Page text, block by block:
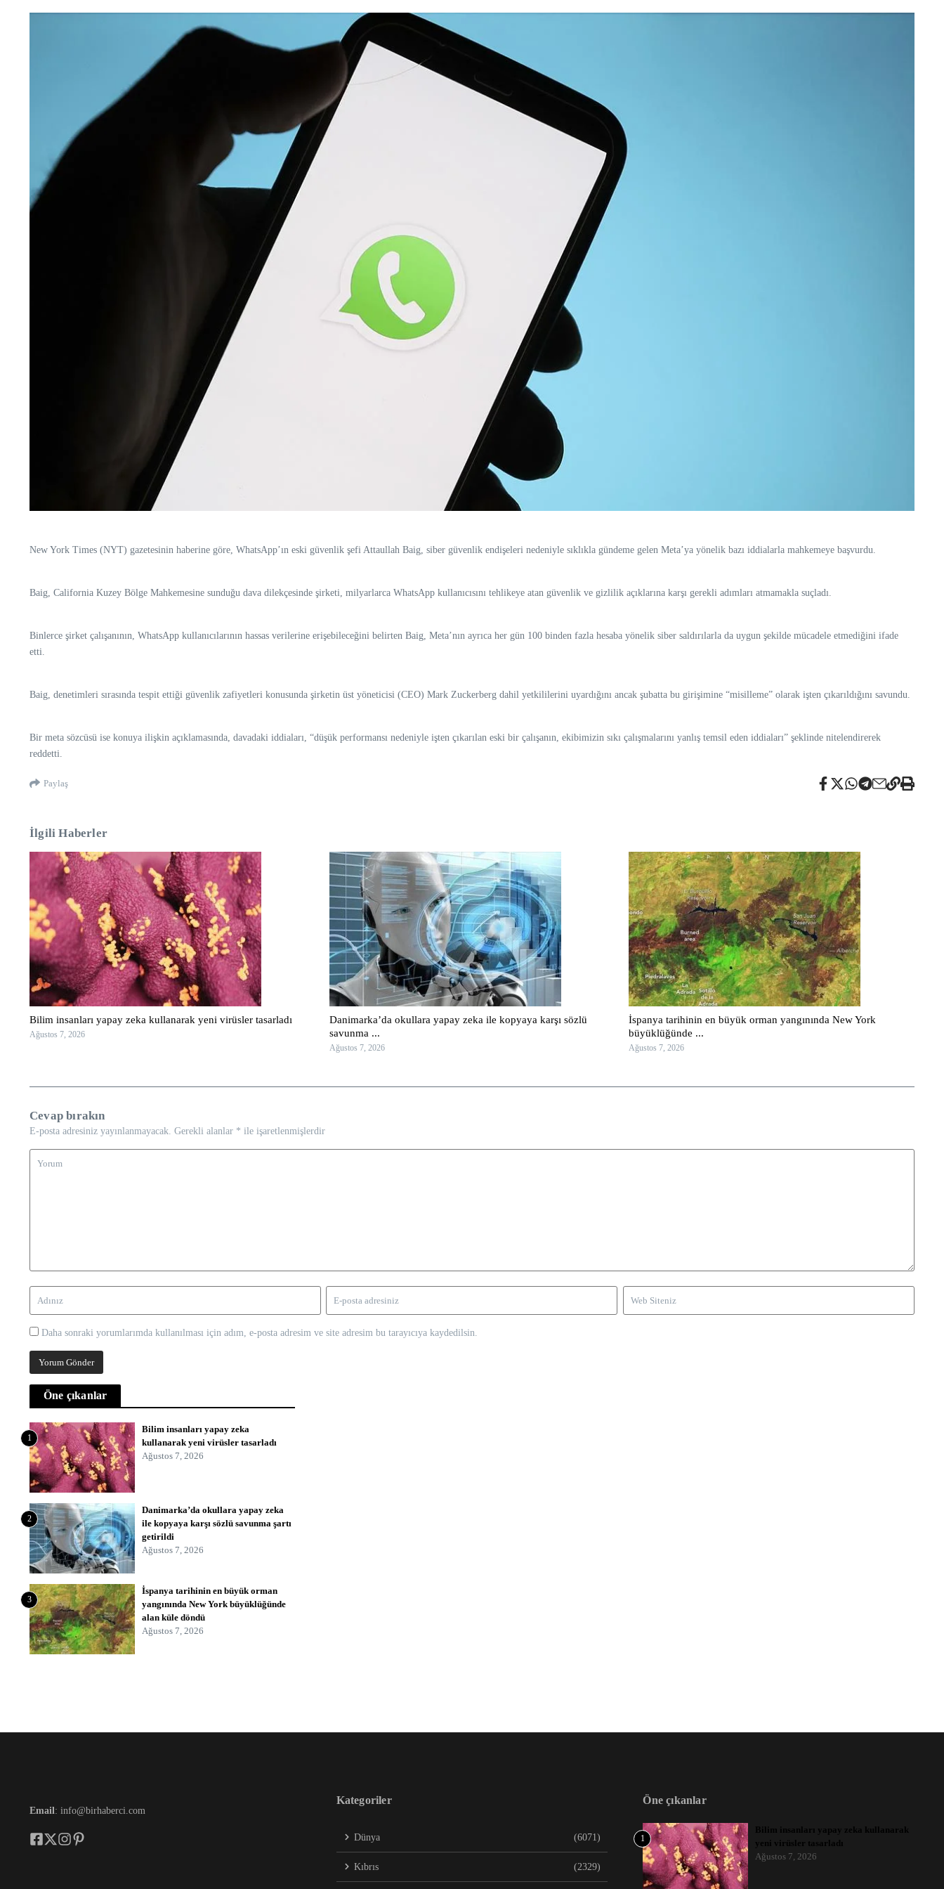
New York Times (NYT) gazetesinin haberine göre, WhatsApp’ın eski güvenlik şefi Attaullah Baig, siber güvenlik endişeleri nedeniyle sıklıkla gündeme gelen Meta’ya yönelik bazı iddialarla mahkemeye başvurdu.
Baig, California Kuzey Bölge Mahkemesine sunduğu dava dilekçesinde şirketi, milyarlarca WhatsApp kullanıcısını tehlikeye atan güvenlik ve gizlilik açıklarına karşı gerekli adımları atmamakla suçladı.
Binlerce şirket çalışanının, WhatsApp kullanıcılarının hassas verilerine erişebileceğini belirten Baig, Meta’nın ayrıca her gün 100 binden fazla hesaba yönelik siber saldırılarla da uygun şekilde mücadele etmediğini ifade
etti.
Baig, denetimleri sırasında tespit ettiği güvenlik zafiyetleri konusunda şirketin üst yöneticisi (CEO) Mark Zuckerberg dahil yetkililerini uyardığını ancak şubatta bu girişimine “misilleme” olarak işten çıkarıldığını savundu.
Bir meta sözcüsü ise konuya ilişkin açıklamasında, davadaki iddiaları, “düşük performansı nedeniyle işten çıkarılan eski bir çalışanın, ekibimizin sıkı çalışmalarını yanlış temsil eden iddiaları” şeklinde nitelendirerek
reddetti.
Paylaş
İlgili Haberler
Bilim insanları yapay zeka kullanarak yeni virüsler tasarladı
Ağustos 7, 2026
Danimarka’da okullara yapay zeka ile kopyaya karşı sözlü
savunma ...
Ağustos 7, 2026
İspanya tarihinin en büyük orman yangınında New York
büyüklüğünde ...
Ağustos 7, 2026
Cevap bırakın
E-posta adresiniz yayınlanmayacak. Gerekli alanlar * ile işaretlenmişlerdir
Daha sonraki yorumlarımda kullanılması için adım, e-posta adresim ve site adresim bu tarayıcıya kaydedilsin.
Öne çıkanlar
1
Bilim insanları yapay zeka
kullanarak yeni virüsler tasarladı
Ağustos 7, 2026
2
Danimarka’da okullara yapay zeka
ile kopyaya karşı sözlü savunma şartı
getirildi
Ağustos 7, 2026
3
İspanya tarihinin en büyük orman
yangınında New York büyüklüğünde
alan küle döndü
Ağustos 7, 2026
Email : info@birhaberci.com
Kategoriler
Dünya (6071)
Kıbrıs (2329)
Öne çıkanlar
1
Bilim insanları yapay zeka kullanarak
yeni virüsler tasarladı
Ağustos 7, 2026